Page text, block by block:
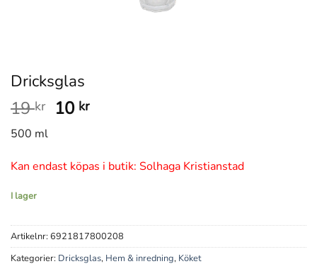
Dricksglas
19kr Det
var:
19 kr.
10 krDet
är:
10 kr.
500 ml
Kan endast köpas i butik: Solhaga Kristianstad
I lager
Artikelnr: 6921817800208
Kategorier: Dricksglas, Hem & inredning, Köket